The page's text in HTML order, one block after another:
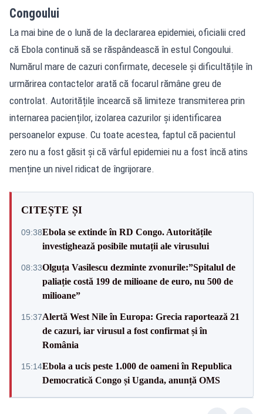
Congoului
La mai bine de o lună de la declararea epidemiei, oficialii cred
că Ebola continuă să se răspândească în estul Congoului.
Numărul mare de cazuri confirmate, decesele și dificultățile în
urmărirea contactelor arată că focarul rămâne greu de
controlat. Autoritățile încearcă să limiteze transmiterea prin
internarea pacienților, izolarea cazurilor și identificarea
persoanelor expuse. Cu toate acestea, faptul că pacientul
zero nu a fost găsit și că vârful epidemiei nu a fost încă atins
menține un nivel ridicat de îngrijorare.
CITEȘTE ȘI
09:38Ebola se extinde în RD Congo. Autoritățile
investighează posibile mutații ale virusului
08:33Olguța Vasilescu dezminte zvonurile:”Spitalul de
paliație costă 199 de milioane de euro, nu 500 de
milioane”
15:37Alertă West Nile în Europa: Grecia raportează 21
de cazuri, iar virusul a fost confirmat și în
România
15:14Ebola a ucis peste 1.000 de oameni în Republica
Democratică Congo și Uganda, anunță OMS